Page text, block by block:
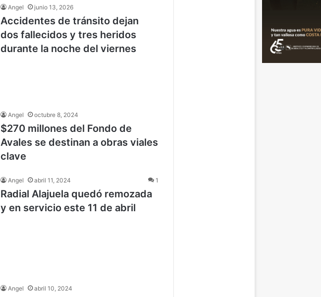
Angel junio 13, 2026
Accidentes de tránsito dejan
dos fallecidos y tres heridos
durante la noche del viernes
Angel octubre 8, 2024
$270 millones del Fondo de
Avales se destinan a obras viales
clave
Angel abril 11, 2024 1
Radial Alajuela quedó remozada
y en servicio este 11 de abril
Angel abril 10, 2024